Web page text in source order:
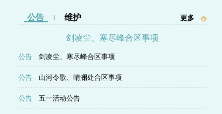
公告 维护 更多 +
剑凌尘、寒尽峰合区事项
公告 剑凌尘、寒尽峰合区事项
公告 山河令歌、晴澜处合区事项
公告 五一活动公告